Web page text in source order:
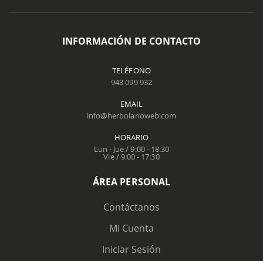
INFORMACIÓN DE CONTACTO
TELÉFONO
943 099 932
EMAIL
info@herbolarioweb.com
HORARIO
Lun - Jue / 9:00 - 18:30
Vie / 9:00 - 17:30
ÁREA PERSONAL
Contáctanos
Mi Cuenta
Iniciar Sesión